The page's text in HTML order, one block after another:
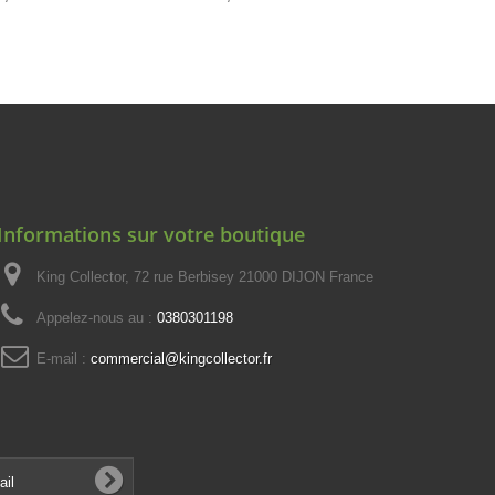
sur votre boutique
King Collector, 72 rue Berbisey 21000 DIJON France
Appelez-nous au : 0380301198
E-mail : commercial@kingcollector.fr